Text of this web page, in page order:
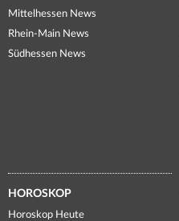
Mittelhessen News
Rhein-Main News
Südhessen News
HOROSKOP
Horoskop Heute